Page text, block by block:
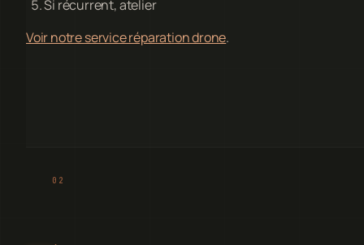
Si récurrent, atelier
Voir notre service réparation drone.